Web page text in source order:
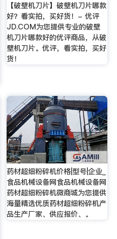
【破壁机刀片】破壁机刀片哪款
好？看实拍，买好货！- 优评
JD.COM为您提供专业的破壁
机刀片哪款好的优评商品，从破
壁机刀片。优评，看实拍，买好
货！
药材超细粉碎机价格|型号|企业_
食品机械设备网食品机械设备网
药材超细粉碎机微商城为您提供
海量精选优质药材超细粉碎机产
品生产厂家、供应报价、。